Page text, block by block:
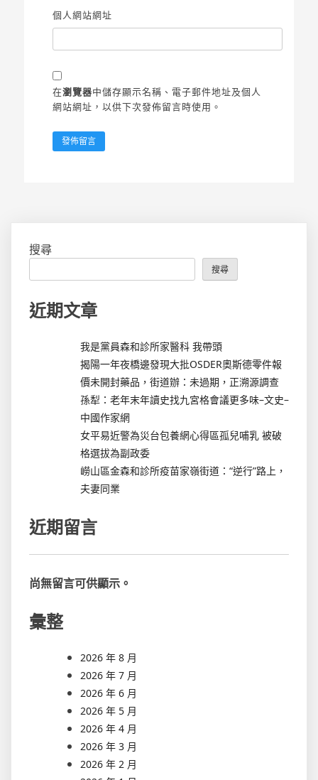
個人網站網址
在瀏覽器中儲存顯示名稱、電子郵件地址及個人
網站網址，以供下次發佈留言時使用。
搜尋
搜尋
近期文章
我是黨員森和診所家醫科 我帶頭
揭陽一年夜橋邊發現大批OSDER奧斯德零件報
價未開封藥品，街道辦：未過期，正溯源調查
孫犁：老年末年讀史找九宮格會議更多味–文史–
中國作家網
女平易近警為災台包養網心得區孤兒哺乳 被破
格選拔為副政委
嶗山區金森和診所疫苗家嶺街道：“逆行”路上，
夫妻同業
近期留言
尚無留言可供顯示。
彙整
2026 年 8 月
2026 年 7 月
2026 年 6 月
2026 年 5 月
2026 年 4 月
2026 年 3 月
2026 年 2 月